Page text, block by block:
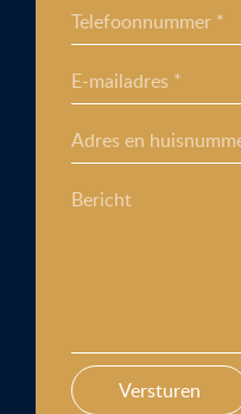
Telefoonnummer *
E-mailadres *
Adres en
Bericht
Versturen